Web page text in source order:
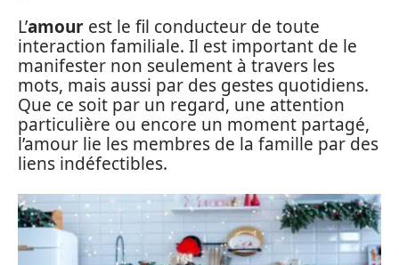
L’amour est le fil conducteur de toute
interaction familiale. Il est important de le
manifester non seulement à travers les
mots, mais aussi par des gestes quotidiens.
Que ce soit par un regard, une attention
particulière ou encore un moment partagé,
l’amour lie les membres de la famille par des
liens indéfectibles.